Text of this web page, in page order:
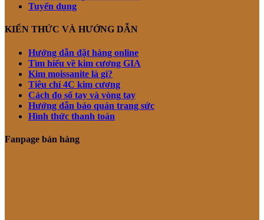
Tuyển dụng
KIẾN THỨC VÀ HƯỚNG DẪN
Hướng dẫn đặt hàng online
Tìm hiểu về kim cương GIA
Kim moissanite là gì?
Tiêu chí 4C kim cương
Cách đo số tay và vòng tay
Hướng dẫn bảo quản trang sức
Hình thức thanh toán
Fanpage bán hàng